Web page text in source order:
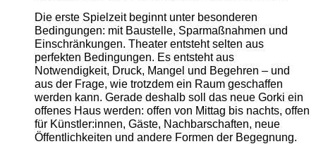
Die erste Spielzeit beginnt unter besonderen
Bedingungen: mit Baustelle, Sparmaßnahmen und
Einschränkungen. Theater entsteht selten aus
perfekten Bedingungen. Es entsteht aus
Notwendigkeit, Druck, Mangel und Begehren – und
aus der Frage, wie trotzdem ein Raum geschaffen
werden kann. Gerade deshalb soll das neue Gorki ein
offenes Haus werden: offen von Mittag bis nachts, offen
für Künstler:innen, Gäste, Nachbarschaften, neue
Öffentlichkeiten und andere Formen der Begegnung.